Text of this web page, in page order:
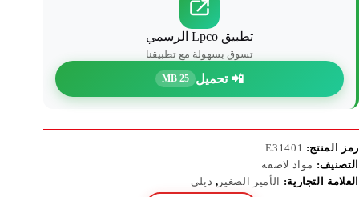
تطبيق Lpco الرسمي
تسوق بسهولة مع تطبيقنا
📲 تحميل 25 MB
رمز المنتج: E31401
التصنيف: مواد لاصقة
العلامة التجارية:
الأمير الصغير , ديلي